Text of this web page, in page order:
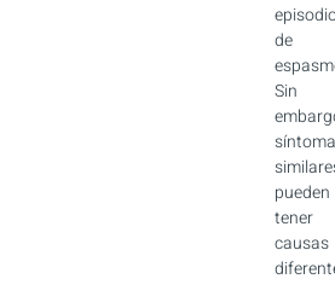
de
Sin
pueden
tener
causas